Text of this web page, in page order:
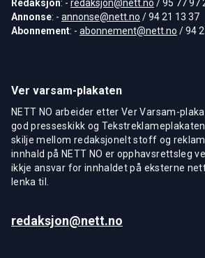
Redaksjon: - redaksjon@nett.no / 95 77 97
Annonse: - annonse@nett.no / 94 21 13 37
Abonnement: - abonnement@nett.no / 94
Ver varsam-plakaten
NETT NO arbeider etter Ver Varsam-
god presseskikk og
skilje mellom redaksjonelt stoff og
innhald på NETT NO er opphavsrettsleg
ikkje ansvar for innhaldet på eksterne
lenka til.
redaksjon@nett.no